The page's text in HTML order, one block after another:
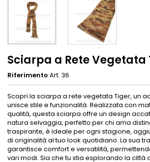
Sciarpa a Rete Vegetata
Riferimento Art. 36
Scopri la sciarpa a rete vegetata Tiger, un
unisce stile e funzionalità. Realizzata con
qualità, questa sciarpa offre un design
natura selvaggia, perfetto per chi ama
traspirante, è ideale per ogni stagione,
di originalità al tuo look quotidiano. La sua
garantisce comfort e versatilità,
vari modi. Sia che tu stia esplorando la città